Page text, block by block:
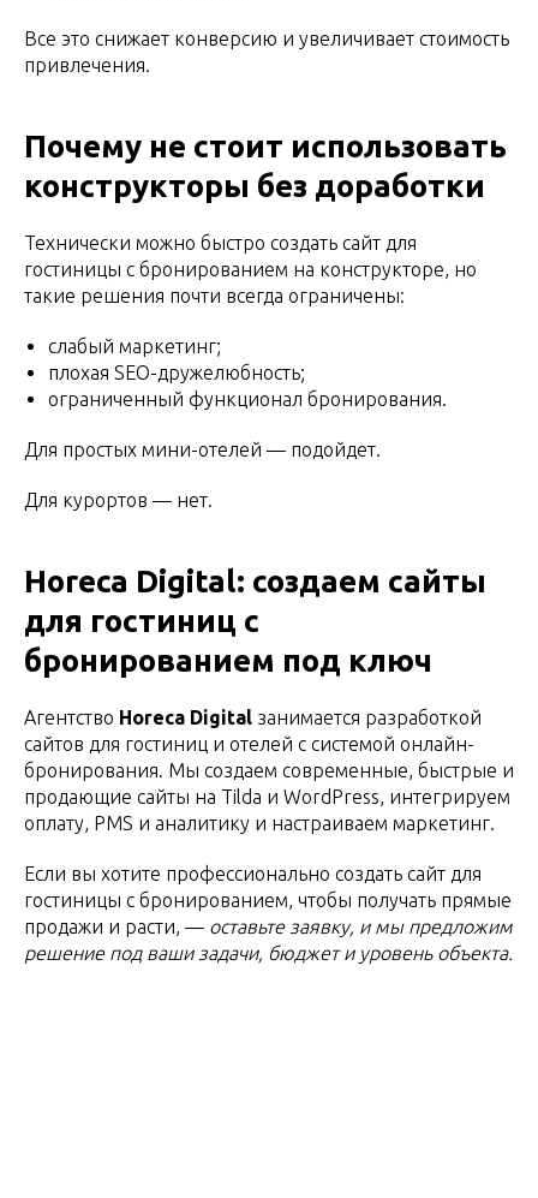
Все это снижает конверсию и увеличивает стоимость
привлечения.
Почему не стоит использовать
конструкторы без доработки
Технически можно быстро создать сайт для
гостиницы с бронированием на конструкторе, но
такие решения почти всегда ограничены:
слабый маркетинг;
плохая SEO-дружелюбность;
ограниченный функционал бронирования.
Для простых мини-отелей — подойдет.
Для курортов — нет.
Horeca Digital: создаем сайты
для гостиниц с
бронированием под ключ
Агентство Horeca Digital занимается разработкой
сайтов для гостиниц и отелей с системой онлайн-
бронирования. Мы создаем современные, быстрые и
продающие сайты на Tilda и WordPress, интегрируем
оплату, PMS и аналитику и настраиваем маркетинг.
Если вы хотите профессионально создать сайт для
гостиницы с бронированием, чтобы получать прямые
продажи и расти, — оставьте заявку, и мы предложим
решение под ваши задачи, бюджет и уровень объекта.